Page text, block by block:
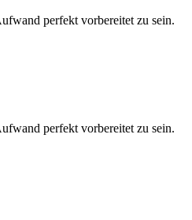
perfekt vorbereitet zu sein.
perfekt vorbereitet zu sein.